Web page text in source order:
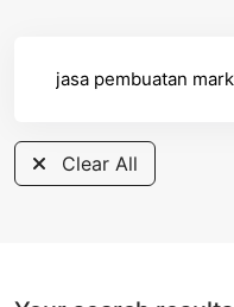
Clear All